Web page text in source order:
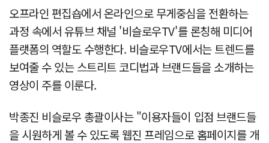
오프라인 편집숍에서 온라인으로 무게중심을 전환하는
과정 속에서 유튜브 채널 '비슬로우TV'를 론칭해 미디어
플랫폼의 역할도 수행한다. 비슬로우TV에서는 트렌드를
보여줄 수 있는 스트리트 코디법과 브랜드들을 소개하는
영상이 주를 이룬다.
박종진 비슬로우 총괄이사는 "이용자들이 입점 브랜드들
을 시원하게 볼 수 있도록 웹진 프레임으로 홈페이지를 개